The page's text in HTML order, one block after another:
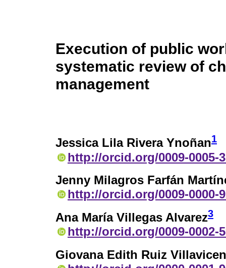
Execution of public
systematic review of
management
Jessica Lila Rivera Ynoñan1
http://orcid.org/0009-0005-
Jenny Milagros Farfán
http://orcid.org/0009-0000-
Ana María Villegas Alvarez3
http://orcid.org/0009-0002-
Giovana Edith Ruiz